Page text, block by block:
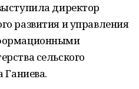
директор
развития и управления
сельского
Ганиева.